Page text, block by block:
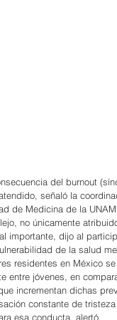
del burnout
señaló la
de Medicina de la
no únicamente
importante, dijo al
de la salud
residentes en México
entre jóvenes, en
incrementan dichas
constante de
esa conducta, alertó.